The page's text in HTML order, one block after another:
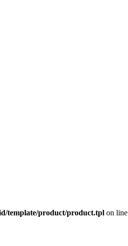
template/product/product.tpl on line